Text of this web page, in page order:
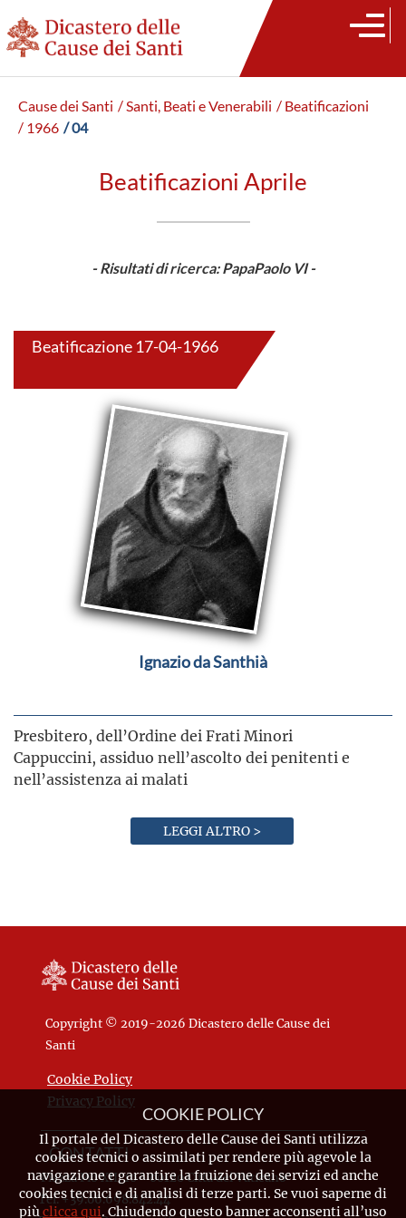
Cause dei Santi / Santi, Beati e Venerabili / Beatificazioni
/ 1966 / 04
Beatificazioni Aprile
- Risultati di ricerca: PapaPaolo VI -
Beatificazione 17-04-1966
Ignazio da Santhià
Presbitero, dell’Ordine dei Frati Minori
Cappuccini, assiduo nell’ascolto dei penitenti e
nell’assistenza ai malati
LEGGI ALTRO >
Copyright © 2019-2026 Dicastero delle Cause dei
Santi
Cookie Policy
Privacy Policy
CONTATTI
Piazza Pio XII, 10 - 00120 Città del Vaticano
Tel. +39.06.698.842.44
COOKIE POLICY
Il portale del Dicastero delle Cause dei Santi utilizza
cookies tecnici o assimilati per rendere più agevole la
navigazione e garantire la fruizione dei servizi ed anche
cookies tecnici e di analisi di terze parti. Se vuoi saperne di
piùclicca qui. Chiudendo questo banner acconsenti all’uso